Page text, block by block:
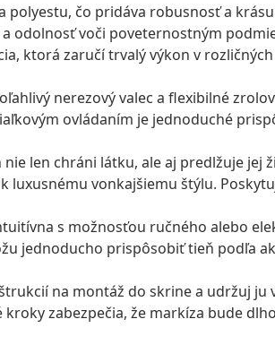
polyestu, čo pridáva robusnosť a
odolnosť voči poveternostným
ktorá zaručí trvalý výkon v
nerezový valec a flexibilné
ovládaním je jednoduché
nie len chráni látku, ale aj predlžuje jej
luxusnému vonkajšiemu štýlu.
s možnosťou ručného alebo
jednoducho prispôsobiť tieň podľa
na montáž do skrine a udržuj ju
zabezpečia, že markíza bude